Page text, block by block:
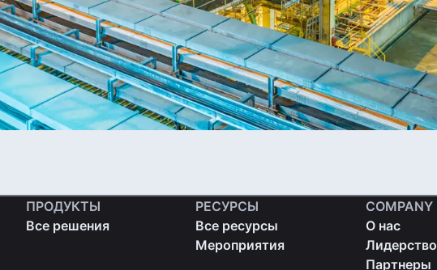
ПРОДУКТЫ
Все решения
РЕСУРСЫ
Все ресурсы
Мероприятия
COMPANY
О нас
Лидерство
Партнеры